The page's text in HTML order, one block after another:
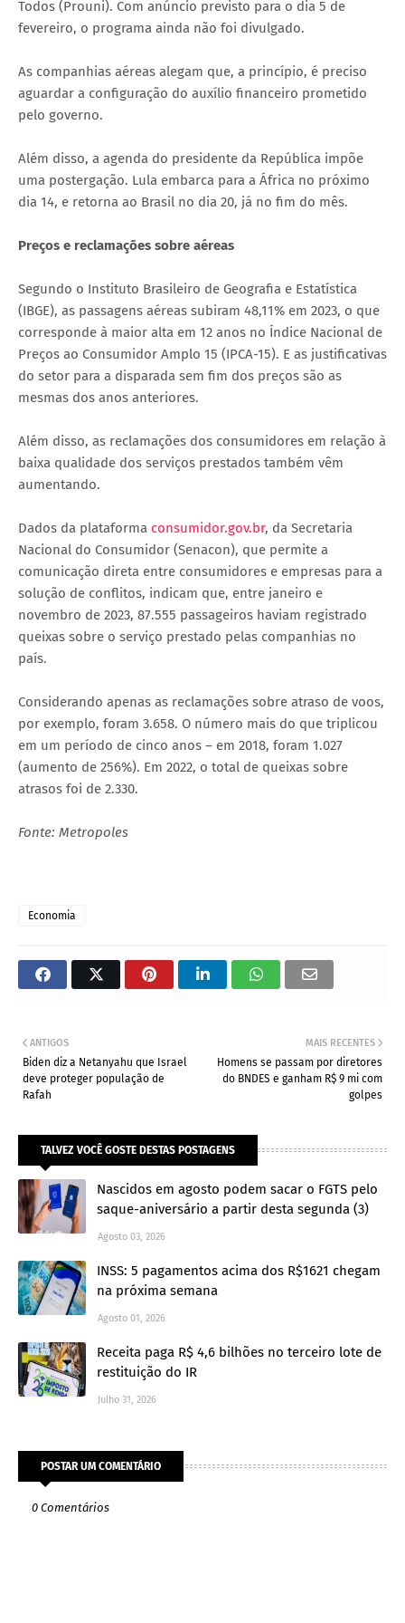
Todos (Prouni). Com anúncio previsto para o dia 5 de
fevereiro, o programa ainda não foi divulgado.
As companhias aéreas alegam que, a princípio, é preciso
aguardar a configuração do auxílio financeiro prometido
pelo governo.
Além disso, a agenda do presidente da República impõe
uma postergação. Lula embarca para a África no próximo
dia 14, e retorna ao Brasil no dia 20, já no fim do mês.
Preços e reclamações sobre aéreas
Segundo o Instituto Brasileiro de Geografia e Estatística
(IBGE), as passagens aéreas subiram 48,11% em 2023, o que
corresponde à maior alta em 12 anos no Índice Nacional de
Preços ao Consumidor Amplo 15 (IPCA-15). E as justificativas
do setor para a disparada sem fim dos preços são as
mesmas dos anos anteriores.
Além disso, as reclamações dos consumidores em relação à
baixa qualidade dos serviços prestados também vêm
aumentando.
Dados da plataforma consumidor.gov.br, da Secretaria
Nacional do Consumidor (Senacon), que permite a
comunicação direta entre consumidores e empresas para a
solução de conflitos, indicam que, entre janeiro e
novembro de 2023, 87.555 passageiros haviam registrado
queixas sobre o serviço prestado pelas companhias no
país.
Considerando apenas as reclamações sobre atraso de voos,
por exemplo, foram 3.658. O número mais do que triplicou
em um período de cinco anos – em 2018, foram 1.027
(aumento de 256%). Em 2022, o total de queixas sobre
atrasos foi de 2.330.
Fonte: Metropoles
Economia
MAIS RECENTES
Homens se passam por diretores
do BNDES e ganham R$ 9 mi com
golpes
ANTIGOS
Biden diz a Netanyahu que Israel
deve proteger população de
Rafah
TALVEZ VOCÊ GOSTE DESTAS POSTAGENS
Nascidos em agosto podem sacar o FGTS pelo
saque-aniversário a partir desta segunda (3)
Agosto 03, 2026
INSS: 5 pagamentos acima dos R$1621 chegam
na próxima semana
Agosto 01, 2026
Receita paga R$ 4,6 bilhões no terceiro lote de
restituição do IR
Julho 31, 2026
POSTAR UM COMENTÁRIO
0 Comentários